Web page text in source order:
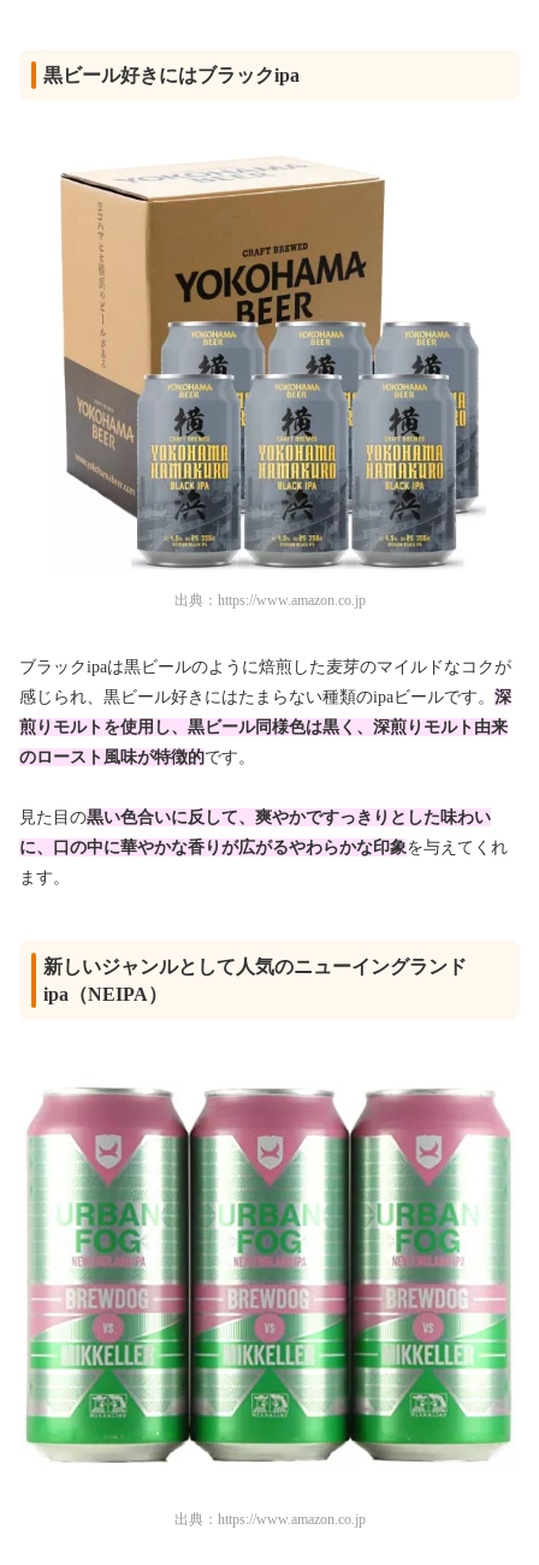
黒ビール好きにはブラックipa
出典： https://www.amazon.co.jp
ブラックipaは黒ビールのように焙煎した麦芽のマイルドなコクが
感じられ、黒ビール好きにはたまらない種類のipaビールです。 深
煎りモルトを使用し、黒ビール同様色は黒く、深煎りモルト由来
のロースト風味が特徴的です。
見た目の黒い色合いに反して、爽やかですっきりとした味わい
に、口の中に華やかな香りが広がるやわらかな印象を与えてくれ
ます。
新しいジャンルとして人気のニューイングランド
ipa（NEIPA）
出典： https://www.amazon.co.jp